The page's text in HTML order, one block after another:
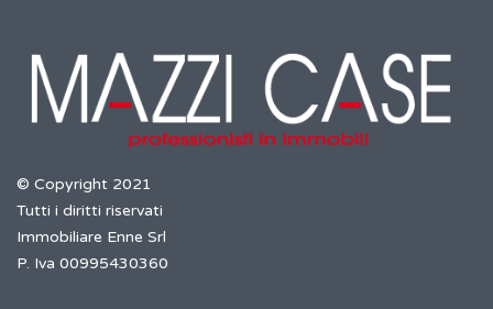
© Copyright 2021
Tutti i diritti riservati
Immobiliare Enne Srl
P. Iva 00995430360